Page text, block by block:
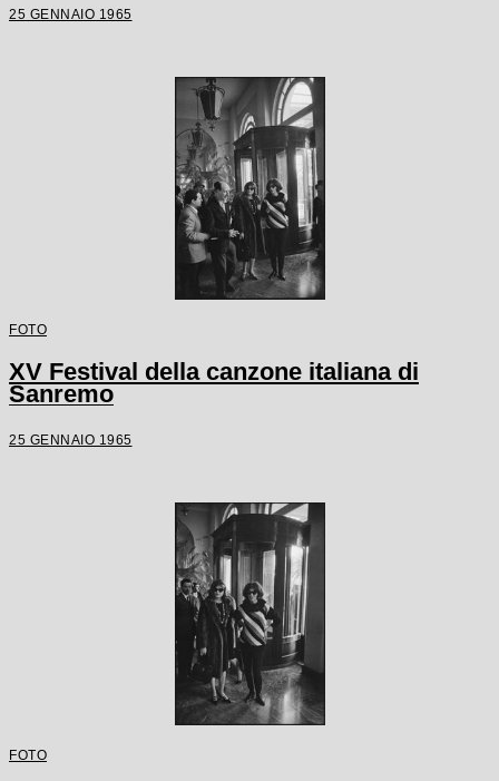
25 GENNAIO 1965
FOTO
XV Festival della canzone italiana di
Sanremo
25 GENNAIO 1965
FOTO